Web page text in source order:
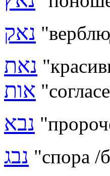
נאק
נאת "
אות
נבא
נבג "спора /